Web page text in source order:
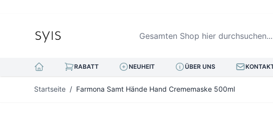
Gesamten Shop hier durchsuchen...
RABATT NEUHEIT ÜBER UNS
Startseite / Farmona Samt Hände Hand Crememaske 500ml